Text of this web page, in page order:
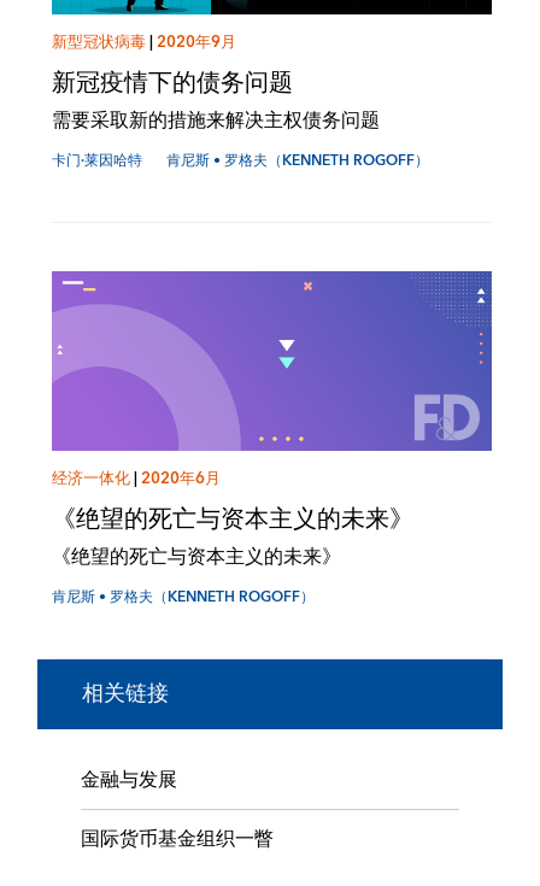
新型冠状病毒|2020年9月
新冠疫情下的债务问题
需要采取新的措施来解决主权债务问题
卡门·莱因哈特 肯尼斯 • 罗格夫（KENNETH ROGOFF）
经济一体化|2020年6月
《绝望的死亡与资本主义的未来》
《绝望的死亡与资本主义的未来》
肯尼斯 • 罗格夫（KENNETH ROGOFF）
相关链接
金融与发展
国际货币基金组织一瞥